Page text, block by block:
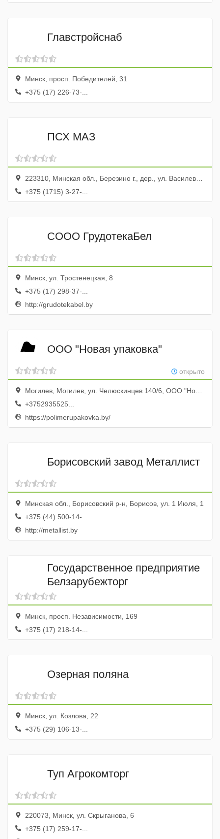
Главстройснаб
Минск, просп. Победителей, 31
+375 (17) 226-73-...
ПСХ МАЗ
223310, Минская обл., Березино г., дер., ул. Василевщина
+375 (1715) 3-27-...
СООО ГрудотекаБел
Минск, ул. Тростенецкая, 8
+375 (17) 298-37-...
http://grudotekabel.by
ООО "Новая упаковка"
открыто
Могилев, Могилев, ул. Челюскинцев 140/6, ООО "Новая упаковка"
+3752935525...
https://polimerupakovka.by/
Борисовский завод Металлист
Минская обл., Борисовский р-н, Борисов, ул. 1 Июля, 1
+375 (44) 500-14-...
http://metallist.by
Государственное предприятие
Белзарубежторг
Минск, просп. Независимости, 169
+375 (17) 218-14-...
Озерная поляна
Минск, ул. Козлова, 22
+375 (29) 106-13-...
Туп Агрокомторг
220073, Минск, ул. Скрыганова, 6
+375 (17) 259-17-...